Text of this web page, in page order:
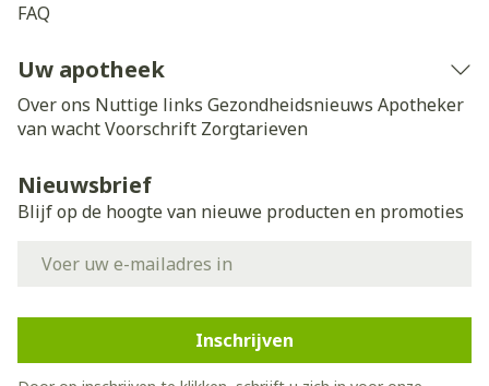
FAQ
Uw apotheek
Over ons Nuttige links Gezondheidsnieuws Apotheker
van wachtVoorschrift Zorgtarieven
Nieuwsbrief
Blijf op de hoogte van nieuwe producten en promoties
Inschrijven